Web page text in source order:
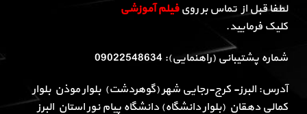
لطفا قبل از تماس بر رویفیلم آموزشی
کلیک فرمایید.
شماره پشتیبانی (راهنمایی): 09022548634
آدرس: البرز- کرج-رجایی شهر (گوهردشت) بلوار موذن بلوار
کمالی دهقان (بلوار دانشگاه) دانشگاه پیام نور استان البرز